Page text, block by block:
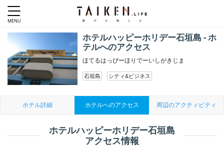
ホテルハッピーホリデー石垣島 - ホ
テルへのアクセス
ほてるはっぴーほりでーいしがきじま
石垣島 シティ&ビジネス
ホテル詳細 ホテルへのアクセス 周辺のアクティビティ
ホテルハッピーホリデー石垣島
アクセス情報